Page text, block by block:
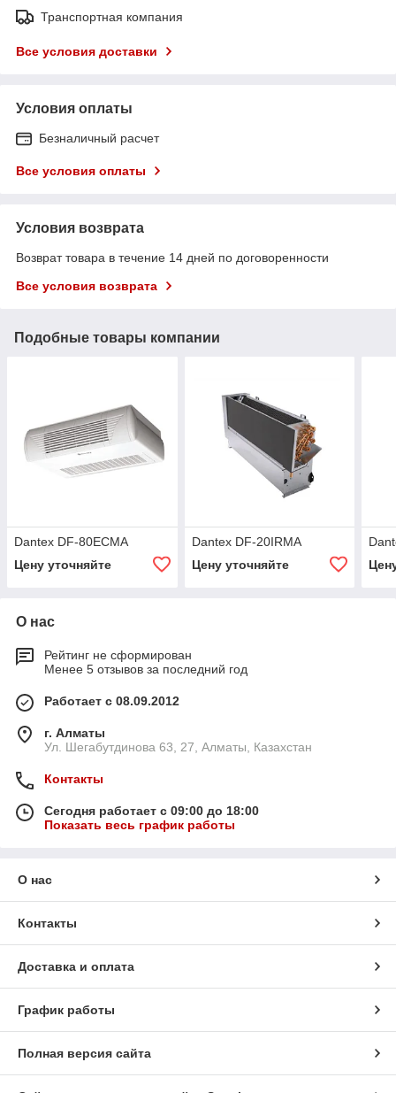
Транспортная компания
Все условия доставки
Условия оплаты
Безналичный расчет
Все условия оплаты
Условия возврата
Возврат товара в течение 14 дней по договоренности
Все условия возврата
Подобные товары компании
Dantex DF-80ECMA
Цену уточняйте
Dantex DF-20IRMA
Цену уточняйте
О нас
Рейтинг не сформирован
Менее 5 отзывов за последний год
Работает с 08.09.2012
г. Алматы
Ул. Шегабутдинова 63, 27, Алматы, Казахстан
Контакты
Сегодня работает с 09:00 до 18:00
Показать весь график работы
О нас
Контакты
Доставка и оплата
График работы
Полная версия сайта